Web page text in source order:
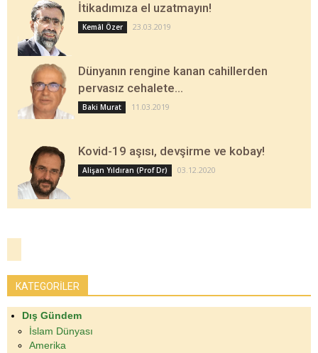
İtikadımıza el uzatmayın!
Kemâl Özer 23.03.2019
Dünyanın rengine kanan cahillerden
pervasız cehalete…
Baki Murat 11.03.2019
Kovid-19 aşısı, devşirme ve kobay!
Alişan Yıldıran (Prof Dr) 03.12.2020
KATEGORİLER
Dış Gündem
İslam Dünyası
Amerika